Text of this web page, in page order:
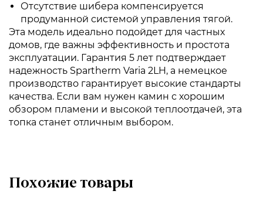
Отсутствие шибера компенсируется
продуманной системой управления тягой.
Эта модель идеально подойдет для частных
домов, где важны эффективность и простота
эксплуатации. Гарантия 5 лет подтверждает
надежность Spartherm Varia 2LH, а немецкое
производство гарантирует высокие стандарты
качества. Если вам нужен камин с хорошим
обзором пламени и высокой теплоотдачей, эта
топка станет отличным выбором.
Похожие товары